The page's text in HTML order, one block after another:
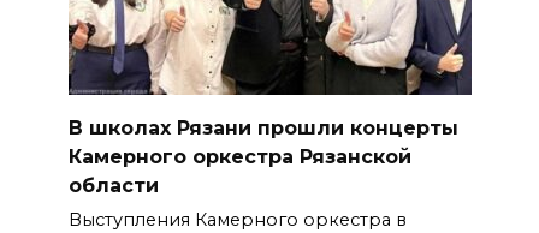
В школах Рязани прошли концерты
Камерного оркестра Рязанской
области
Выступления Камерного оркестра в